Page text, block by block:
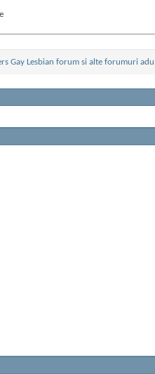
Gay Lesbian forum si alte forumuri